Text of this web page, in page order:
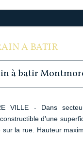
A BATIR
à batir
VILLE - Dans
d'une
sur la rue. Hauteur